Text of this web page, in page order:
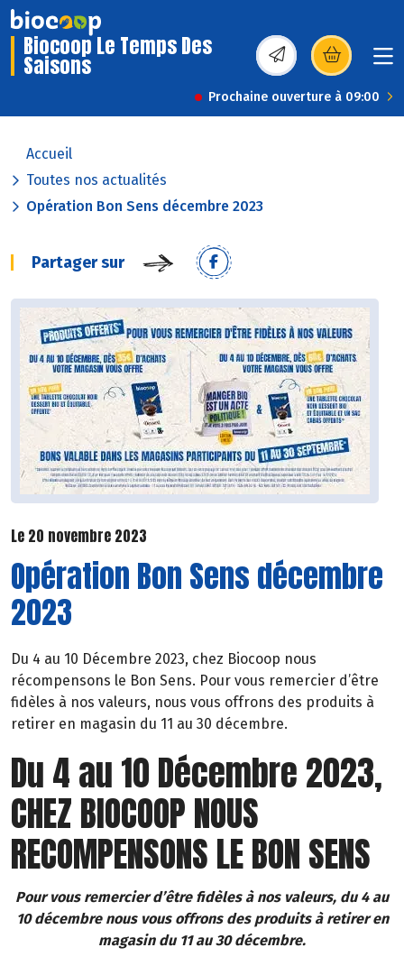
Biocoop Le Temps Des
Saisons (s’ouvre dans une
Prochaine ouverture à 09:00
Accueil
Toutes nos actualités
Opération Bon Sens décembre 2023
Partager sur
Le 20 novembre 2023
Opération Bon Sens décembre
2023
Du 4 au 10 Décembre 2023, chez Biocoop nous
récompensons le Bon Sens. Pour vous remercier d’être
fidèles à nos valeurs, nous vous offrons des produits à
retirer en magasin du 11 au 30 décembre.
Du 4 au 10 Décembre 2023,
CHEZ BIOCOOP NOUS
RECOMPENSONS LE BON SENS
Pour vous remercier d’être fidèles à nos valeurs, du 4 au
10 décembre nous vous offrons des produits à retirer en
magasin du 11 au 30 décembre.